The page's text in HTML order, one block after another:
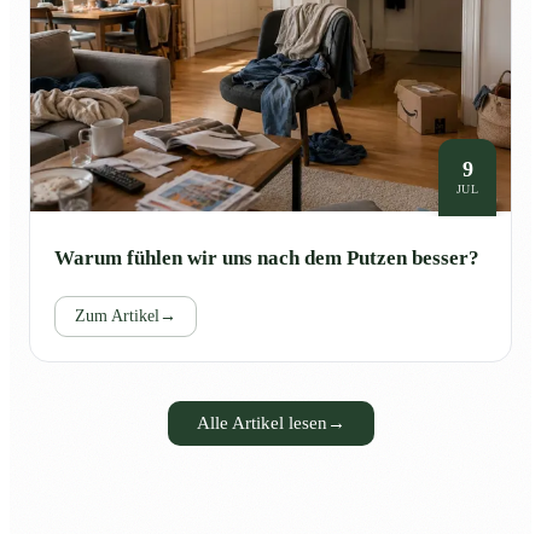
9
JUL
Warum fühlen wir uns nach dem Putzen besser?
Zum Artikel →
Alle Artikel lesen →